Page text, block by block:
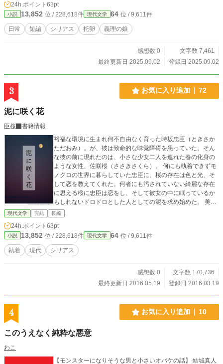
ます。 ©2026 Shinsuke Mizui All rights reserved.
24h.ポイント 63pt
小説 13,852 位 / 228,618件 現代文学 64 位 / 9,611件
日常 短編 シリアス 托卵 義理の娘
感想数 0
文字数 7,461
最終更新日 2025.09.02
登録日 2025.09.02
3 お気に入り追加 72
泥に咲く花
臣桜
書籍情報
裕福な環境に生まれ何不自由なく育った時坂忠臣（ときさか
ただおみ）。が、彼は致命的な味覚障碍を患っていた。そん
な彼の前に現れたのは、小さな少女二人を連れた春の化身の
ような女性、佐咲桜（ささきさくら）。 何にも執着できずモ
ノクロの世界に暮らしていた忠臣に、桜の存在は色と光、そ
して恋を教えてくれた。何者にも汚されていない綺麗な存在
に思える桜に忠臣は恋をし、そして彼女の中に眠っているか
もしれないドロドロとした人としての泥を求め始めた。 美し
く完璧であるように見える二人の美男美女の心の底にある、
人の泥とは。 ※ 表紙はかんたん表紙メーカーで作成しまし
た
現代文学 完結 長編
24h.ポイント 63pt
小説 13,852 位 / 228,618件 現代文学 64 位 / 9,611件
執着 現代 シリアス
感想数 0
文字数 170,736
最終更新日 2016.05.19
登録日 2016.03.19
4 お気に入り追加 10
このうえなく純粋な悪意
わこ
【モンスターになりそうな男と小さいオバケの話】 結城真人